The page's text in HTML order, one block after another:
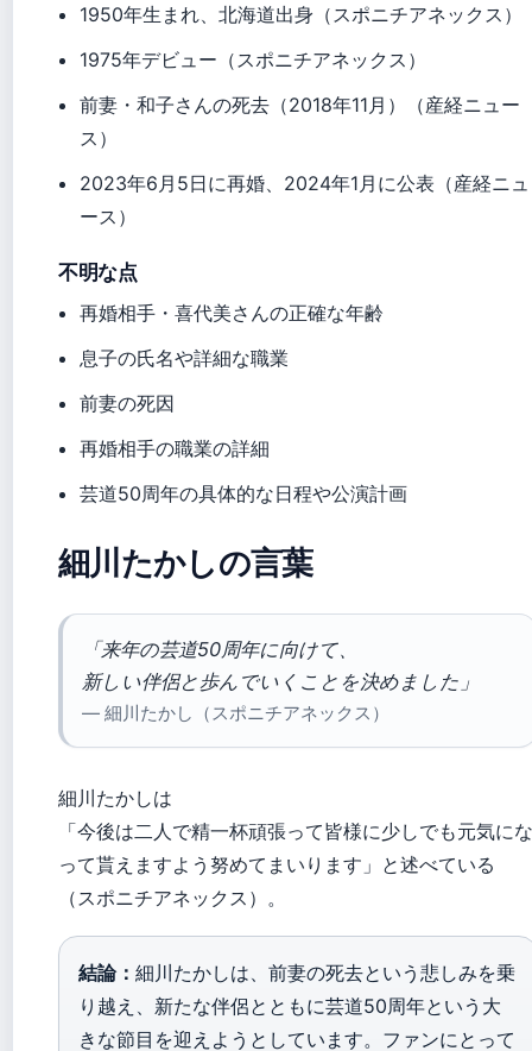
1950年生まれ、北海道出身（スポニチアネックス）
1975年デビュー（スポニチアネックス）
前妻・和子さんの死去（2018年11月）（産経ニュー
ス）
2023年6月5日に再婚、2024年1月に公表（産経ニュ
ース）
不明な点
再婚相手・喜代美さんの正確な年齢
息子の氏名や詳細な職業
前妻の死因
再婚相手の職業の詳細
芸道50周年の具体的な日程や公演計画
細川たかしの言葉
「来年の芸道50周年に向けて、
新しい伴侶と歩んでいくことを決めました」
— 細川たかし（スポニチアネックス）
細川たかしは
「今後は二人で精一杯頑張って皆様に少しでも元気にな
って貰えますよう努めてまいります」と述べている
（スポニチアネックス）。
結論： 細川たかしは、前妻の死去という悲しみを乗
り越え、新たな伴侶とともに芸道50周年という大
きな節目を迎えようとしています。ファンにとって